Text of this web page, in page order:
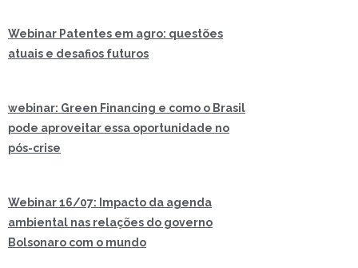
Webinar Patentes em agro: questões
atuais e desafios futuros
webinar: Green Financing e como o Brasil
pode aproveitar essa oportunidade no
pós-crise
Webinar 16/07: Impacto da agenda
ambiental nas relações do governo
Bolsonaro com o mundo